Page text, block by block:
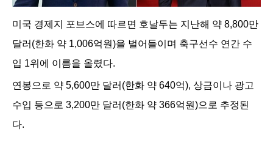
미국 경제지 포브스에 따르면 호날두는 지난해 약 8,800만
달러(한화 약 1,006억원)을 벌어들이며 축구선수 연간 수
입 1위에 이름을 올렸다.
연봉으로 약 5,600만 달러(한화 약 640억), 상금이나 광고
수입 등으로 3,200만 달러(한화 약 366억원)으로 추정된
다.